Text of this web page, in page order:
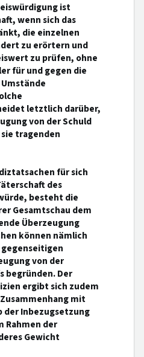
ist
wenn sich das
die einzelnen
zu erörtern und
zu prüfen, ohne
für und gegen die
letztlich darüber,
von der Schuld
tragenden
für sich
des
besteht die
Gesamtschau dem
Überzeugung
können nämlich
von der
begründen. Der
ergibt sich zudem
mit
der Inbezugsetzung
Rahmen der
Gewicht